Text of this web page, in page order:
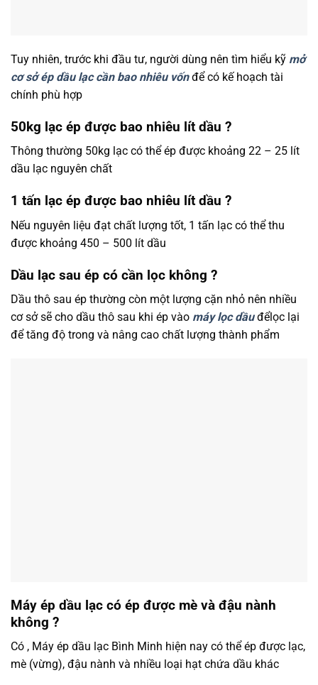
Tuy nhiên, trước khi đầu tư, người dùng nên tìm hiểu kỹ mở
cơ sở ép dầu lạc cần bao nhiêu vốnđể có kế hoạch tài
chính phù hợp
50kg lạc ép được bao nhiêu lít dầu ?
Thông thường 50kg lạc có thể ép được khoảng 22 – 25 lít
dầu lạc nguyên chất
1 tấn lạc ép được bao nhiêu lít dầu ?
Nếu nguyên liệu đạt chất lượng tốt, 1 tấn lạc có thể thu
được khoảng 450 – 500 lít dầu
Dầu lạc sau ép có cần lọc không ?
Dầu thô sau ép thường còn một lượng cặn nhỏ nên nhiều
cơ sở sẽ cho dầu thô sau khi ép vào máy lọc dầuđểlọc lại
để tăng độ trong và nâng cao chất lượng thành phẩm
Máy ép dầu lạc có ép được mè và đậu nành
không ?
Có , Máy ép dầu lạc Bình Minh hiện nay có thể ép được lạc,
mè (vừng), đậu nành và nhiều loại hạt chứa dầu khác